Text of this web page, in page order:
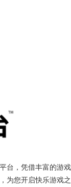
台，凭借丰富的游戏
为您开启快乐游戏之